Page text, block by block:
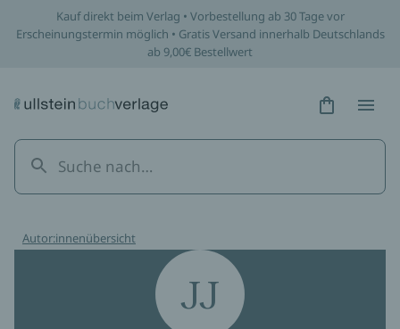
Kauf direkt beim Verlag • Vorbestellung ab 30 Tage vor
Erscheinungstermin möglich • Gratis Versand innerhalb Deutschlands
ab 9,00€ Bestellwert
Hidden
Autor:innenübersicht
JJ